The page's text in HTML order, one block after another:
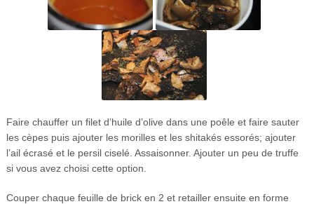
Faire chauffer un filet d’huile d’olive dans une poêle et faire sauter
les cèpes puis ajouter les morilles et les shitakés essorés; ajouter
l’ail écrasé et le persil ciselé. Assaisonner. Ajouter un peu de truffe
si vous avez choisi cette option.
Couper chaque feuille de brick en 2 et retailler ensuite en forme